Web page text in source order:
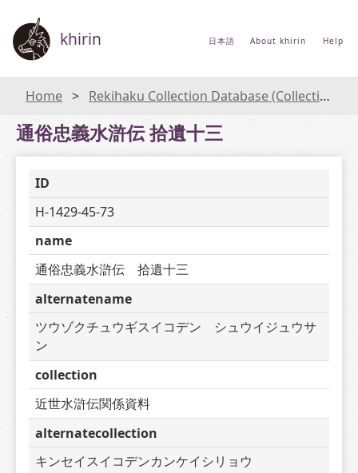
khirin 日本語 About khirin Help
Home Rekihaku Collection Database (Collections Database of the National Museum of Japanese History)
通俗忠義水滸伝 拾遺十三
ID
H-1429-45-73
name
通俗忠義水滸伝　拾遺十三
alternatename
ツウゾクチュウギスイコデン　シュウイジュウサ
ン
collection
近世水滸伝関係資料
alternatecollection
キンセイスイコデンカンケイシリョウ